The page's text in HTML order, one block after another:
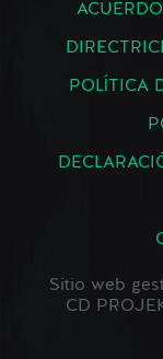
POLÍTICA
Sitio web
CD